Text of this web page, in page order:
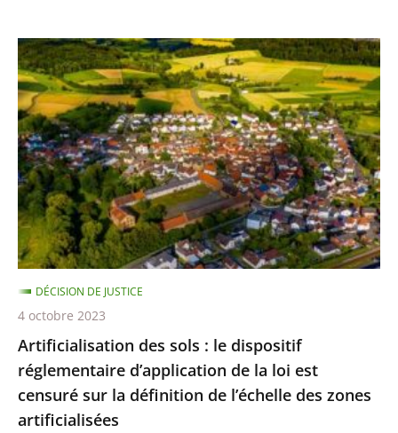
des
indemnisations
possibles
sous
certa...
Artificialisation
des
sols
:
le
dispositif
réglementaire
d’application
de
la
loi
est
censuré
sur
la
définition
Artificialisation des sols : le dispositif
réglementaire d’application de la loi est
censuré sur la définition de l’échelle des zones
artificialisées
DÉCISION DE JUSTICE
4 octobre 2023